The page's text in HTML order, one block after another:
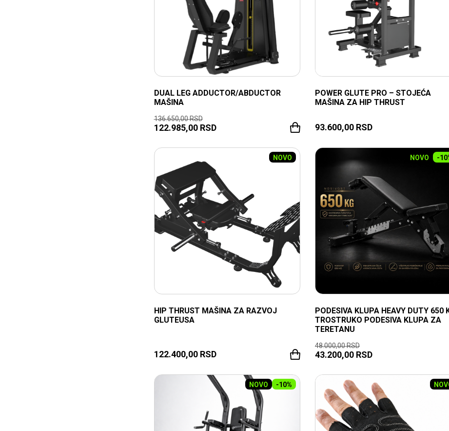
DUAL LEG ADDUCTOR/ABDUCTOR
MAŠINA
136.650,00RSD
122.985,00 RSD
POWER GLUTE PRO – STOJEĆA
MAŠINA ZA HIP THRUST
93.600,00 RSD
TRENUTNO NEDOSTUPNO
NOVO
HIP THRUST MAŠINA ZA RAZVOJ
GLUTEUSA
122.400,00 RSD
-
NOVO
PODESIVA KLUPA HEAVY DUTY 650
TROSTRUKO PODESIVA KLUPA ZA
TERETANU
48.000,00RSD
43.200,00 RSD
-10%
NOVO